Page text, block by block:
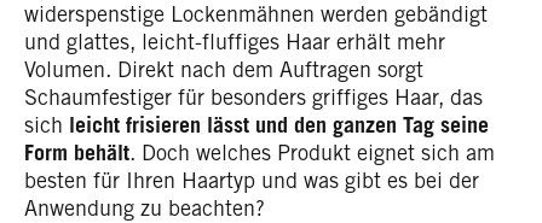
widerspenstige Lockenmähnen werden gebändigt
und glattes, leicht-fluffiges Haar erhält mehr
Volumen. Direkt nach dem Auftragen sorgt
Schaumfestiger für besonders griffiges Haar, das
sich leicht frisieren lässt und den ganzen Tag seine
Form behält. Doch welches Produkt eignet sich am
besten für Ihren Haartyp und was gibt es bei der
Anwendung zu beachten?